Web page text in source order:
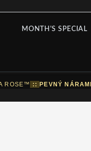
MONTH'S SPECIAL
ROSE™ :: PEVNÝ